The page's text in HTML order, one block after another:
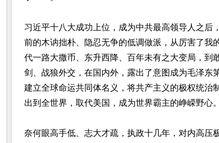
习近平十八大成功上位，成为中共最高领导人之后
前的木讷拙朴、隐忍无争的低调做派，从厉害了我
代一路大撒币、东升西降、百年未有之大变局，到
剑、战狼外交，在国内外，露出了意图成为毛泽东
建立全球命运共同体名义，将共产主义的极权统治
出到全世界，取代美国，成为世界霸主的峥嵘野心。
奈何眼高手低、志大才疏，执政十几年，对内高压